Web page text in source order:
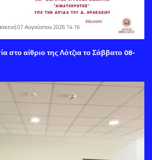
07 Αυγούστου 2026 14:16
στο αίθριο της Λότζια το Σάββατο 08-